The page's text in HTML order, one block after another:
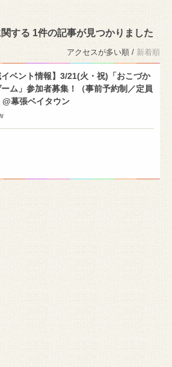
関する 1件の記事が見つかりました
アクセスが多い順 / 新着順
イベント情報】3/21(火・祝)「おこづか
ム」参加者募集！（事前予約制／定員
@幕張ベイタウン